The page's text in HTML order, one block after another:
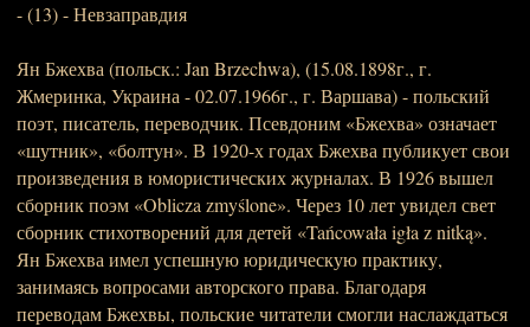
- (13) - Невзаправдия
Ян Бжехва (польск.: Jan Brzechwa), (15.08.1898г., г.
Жмеринка, Украина - 02.07.1966г., г. Варшава) - польский
поэт, писатель, переводчик. Псевдоним «Бжехва» означает
«шутник», «болтун». В 1920-х годах Бжехва публикует свои
произведения в юмористических журналах. В 1926 вышел
сборник поэм «Oblicza zmyślone». Через 10 лет увидел свет
сборник стихотворений для детей «Tańcowała igła z nitką».
Ян Бжехва имел успешную юридическую практику,
занимаясь вопросами авторского права. Благодаря
переводам Бжехвы, польские читатели смогли наслаждаться